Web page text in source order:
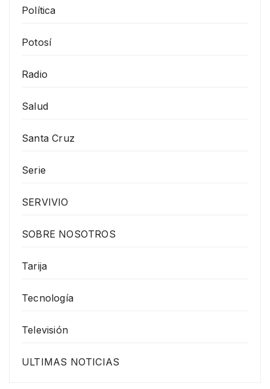
Política
Potosí
Radio
Salud
Santa Cruz
Serie
SERVIVIO
SOBRE NOSOTROS
Tarija
Tecnología
Televisión
ULTIMAS NOTICIAS